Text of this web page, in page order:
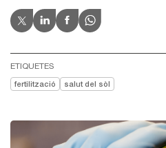
ETIQUETES
fertilització salut del sòl